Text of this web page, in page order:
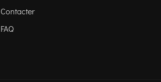
Contacter
FAQ